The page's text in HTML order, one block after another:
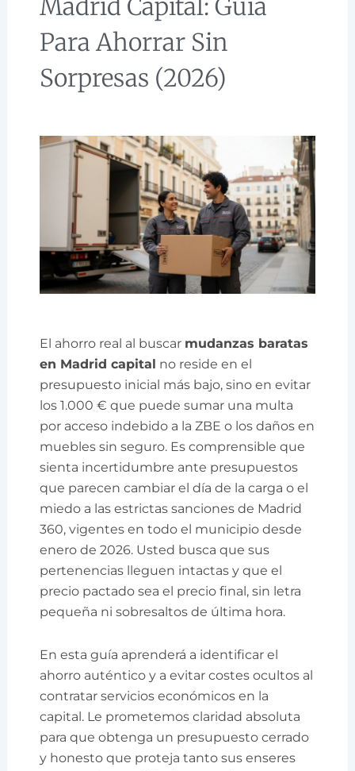
Madrid Capital: Guía
Para Ahorrar Sin
Sorpresas (2026)
El ahorro real al buscar mudanzas baratas
en Madrid capital no reside en el
presupuesto inicial más bajo, sino en evitar
los 1.000 € que puede sumar una multa
por acceso indebido a la ZBE o los daños en
muebles sin seguro. Es comprensible que
sienta incertidumbre ante presupuestos
que parecen cambiar el día de la carga o el
miedo a las estrictas sanciones de Madrid
360, vigentes en todo el municipio desde
enero de 2026. Usted busca que sus
pertenencias lleguen intactas y que el
precio pactado sea el precio final, sin letra
pequeña ni sobresaltos de última hora.
En esta guía aprenderá a identificar el
ahorro auténtico y a evitar costes ocultos al
contratar servicios económicos en la
capital. Le prometemos claridad absoluta
para que obtenga un presupuesto cerrado
y honesto que proteja tanto sus enseres